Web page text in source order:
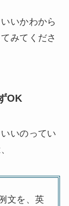
いかわから
みてくださ
OK
いのってい
文を、英